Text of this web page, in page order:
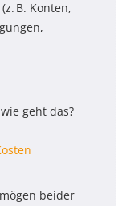
B. Konten,
geht das?
beider